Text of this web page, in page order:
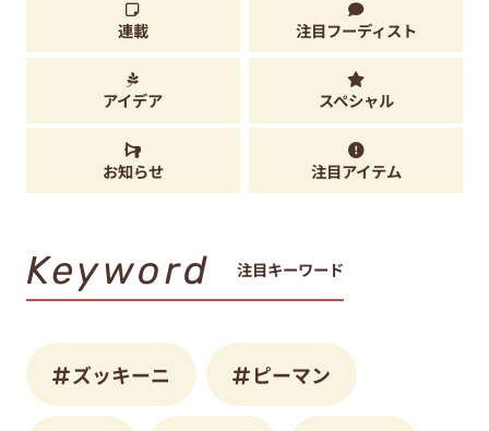
連載 注目フーディスト
アイデア スペシャル
お知らせ 注目アイテム
Keyword 注目キーワード
ズッキーニ ピーマン